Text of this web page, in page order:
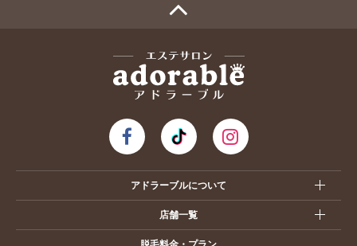
アドラーブルについて
店舗一覧